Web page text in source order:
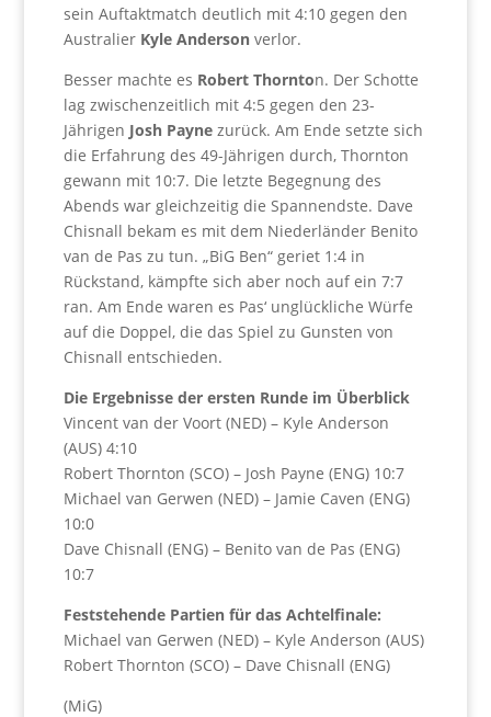
sein Auftaktmatch deutlich mit 4:10 gegen den
Australier Kyle Andersonverlor.
Besser machte es Robert Thornton. Der Schotte
lag zwischenzeitlich mit 4:5 gegen den 23-
Jährigen Josh Paynezurück. Am Ende setzte sich
die Erfahrung des 49-Jährigen durch, Thornton
gewann mit 10:7. Die letzte Begegnung des
Abends war gleichzeitig die Spannendste. Dave
Chisnall bekam es mit dem Niederländer Benito
van de Pas zu tun. „BiG Ben“ geriet 1:4 in
Rückstand, kämpfte sich aber noch auf ein 7:7
ran. Am Ende waren es Pas‘ unglückliche Würfe
auf die Doppel, die das Spiel zu Gunsten von
Chisnall entschieden.
Die Ergebnisse der ersten Runde im Überblick
Vincent van der Voort (NED) – Kyle Anderson
(AUS) 4:10
Robert Thornton (SCO) – Josh Payne (ENG) 10:7
Michael van Gerwen (NED) – Jamie Caven (ENG)
10:0
Dave Chisnall (ENG) – Benito van de Pas (ENG)
10:7
Feststehende Partien für das Achtelfinale:
Michael van Gerwen (NED) – Kyle Anderson (AUS)
Robert Thornton (SCO) – Dave Chisnall (ENG)
(MiG)